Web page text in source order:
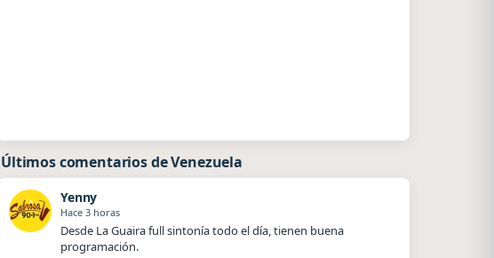
Últimos comentarios de Venezuela
Yenny
Hace 3 horas
Desde La Guaira full sintonía todo el día, tienen buena
programación.